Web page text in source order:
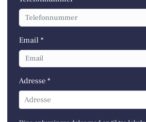
Email *
Adresse *
Adresse